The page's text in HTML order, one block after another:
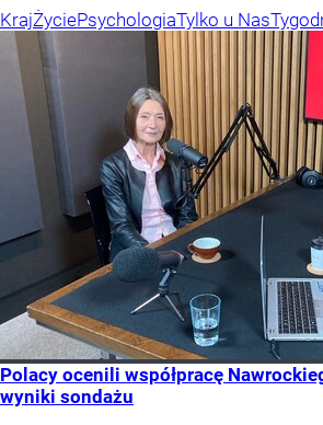
KrajŻyciePsychologiaTylko u Nas
Polacy ocenili współpracę
wyniki sondażu